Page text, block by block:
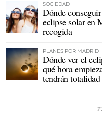
SOCIEDAD
Dónde
eclipse solar en
recogida
PLANES POR MADRID
Dónde ver el
qué hora
tendrán totalidad